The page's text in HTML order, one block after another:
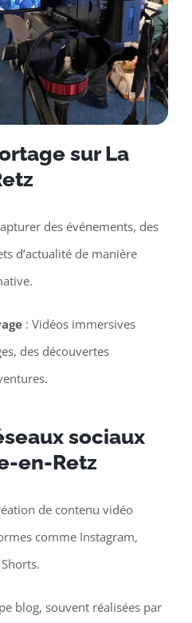
sur La
des événements, des
d’actualité de manière
: Vidéos immersives
des découvertes
sociaux
en-Retz
de contenu vidéo
comme Instagram,
blog, souvent réalisées par